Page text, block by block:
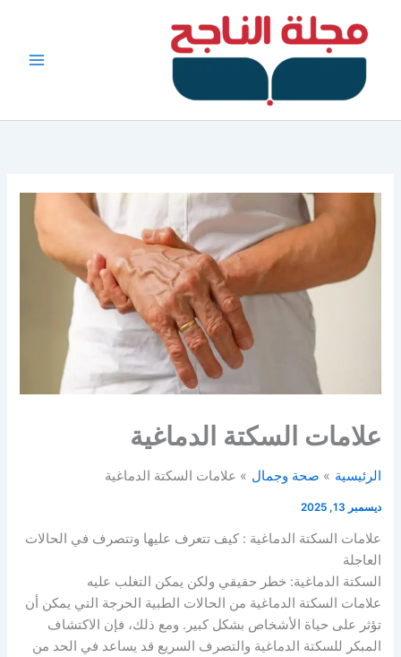
علامات السكتة الدماغية
الرئيسية صحة وجمال علامات السكتة الدماغية
ديسمبر 13, 2025
علامات السكتة الدماغية : كيف تتعرف عليها وتتصرف في الحالات
العاجلة
السكتة الدماغية: خطر حقيقي ولكن يمكن التغلب عليه
علامات السكتة الدماغية من الحالات الطبية الحرجة التي يمكن أن
تؤثر على حياة الأشخاص بشكل كبير. ومع ذلك، فإن الاكتشاف
المبكر للسكتة الدماغية والتصرف السريع قد يساعد في الحد من